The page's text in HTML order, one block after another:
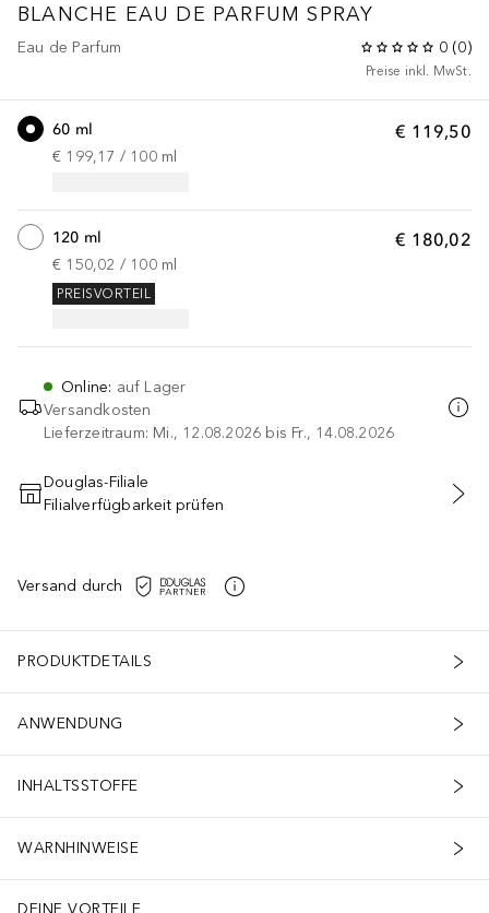
BLANCHE EAU DE PARFUM SPRAY
Eau de Parfum 0 (0)
Preise inkl. MwSt.
€ 119,50
60 ml
€ 199,17 / 100 ml
€ 180,02
120 ml
€ 150,02 / 100 ml
PREISVORTEIL
Online: auf Lager
Versandkosten
Lieferzeitraum: Mi., 12.08.2026 bis Fr., 14.08.2026
IN DEN WARENKORB
Douglas-Filiale
Filialverfügbarkeit prüfen
Versand durch
PRODUKTDETAILS
ANWENDUNG
INHALTSSTOFFE
WARNHINWEISE
DEINE VORTEILE